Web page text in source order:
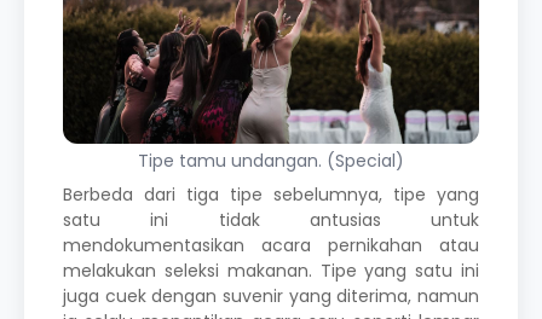
Tipe tamu undangan. (Special)
Berbeda dari tiga tipe sebelumnya, tipe yang
satu ini tidak antusias untuk
mendokumentasikan acara pernikahan atau
melakukan seleksi makanan. Tipe yang satu ini
juga cuek dengan suvenir yang diterima, namun